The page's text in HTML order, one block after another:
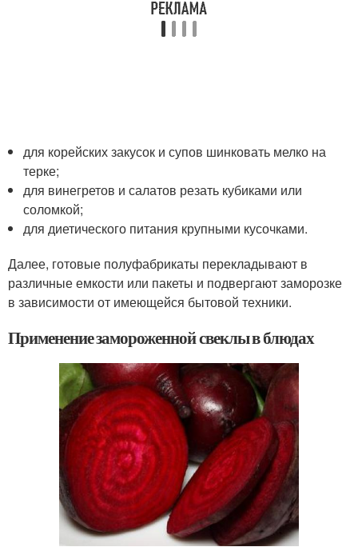
для корейских закусок и супов шинковать мелко на
терке;
для винегретов и салатов резать кубиками или
соломкой;
для диетического питания крупными кусочками.
Далее, готовые полуфабрикаты перекладывают в
различные емкости или пакеты и подвергают заморозке
в зависимости от имеющейся бытовой техники.
Применение замороженной свеклы в блюдах